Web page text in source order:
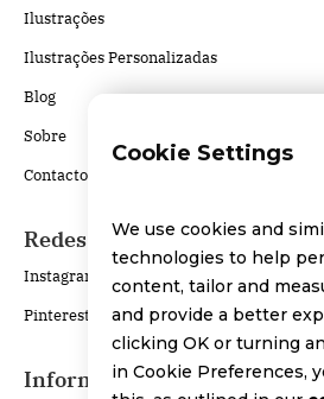
Ilustrações
Ilustrações Personalizadas
Blog
Sobre
Contactos
Redes Sociais
Instagram
Pinterest
Informações
Cookie Settings
We use cookies and
technologies to help
content, tailor and
and provide a better
clicking OK or turning
in Cookie Preferences,